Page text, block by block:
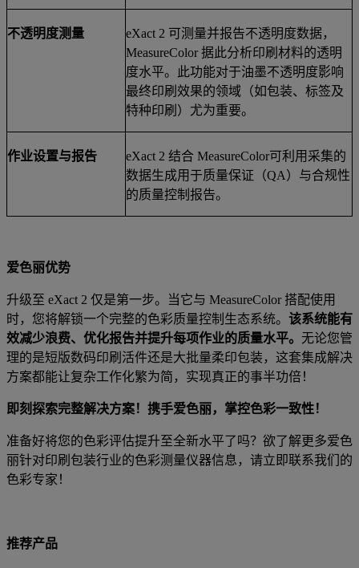
不透明度测量 eXact 2 可测量并报告不透明度数据，
MeasureColor据此分析印刷材料的透明
度水平。此功能对于油墨不透明度影响
最终印刷效果的领域（如包装、标签及
特种印刷）尤为重要。
作业设置与报告 eXact 2 结合 MeasureColor可利用采集的
数据生成用于质量保证（QA）与合规性
的质量控制报告。
爱色丽优势
升级至 eXact 2 仅是第一步。当它与 MeasureColor搭配使用
时，您将解锁一个完整的色彩质量控制生态系统。 该系统能有
效减少浪费、优化报告并提升每项作业的质量水平。 无论您管
理的是短版数码印刷活件还是大批量柔印包装，这套集成解决
方案都能让复杂工作化繁为简，实现真正的事半功倍！
即刻探索完整解决方案！携手爱色丽，掌控色彩一致性！
准备好将您的色彩评估提升至全新水平了吗？欲了解更多爱色
丽针对印刷包装行业的色彩测量仪器信息，请立即联系我们的
色彩专家！
推荐产品